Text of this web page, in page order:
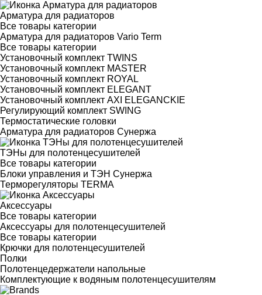
Арматура для радиаторов
Все товары категории
Арматура для радиаторов Vario Term
Все товары категории
Установочный комплект TWINS
Установочный комплект MASTER
Установочный комплект ROYAL
Установочный комплект ELEGANT
Установочный комплект AXI ELEGANCKIE
Регулирующий комплект SWING
Термостатические головки
Арматура для радиаторов Сунержа
ТЭНы для полотенцесушителей
Все товары категории
Блоки управления и ТЭН Сунержа
Терморегуляторы TERMA
Аксессуары
Все товары категории
Аксессуары для полотенцесушителей
Все товары категории
Крючки для полотенцесушителей
Полки
Полотенцедержатели напольные
Комплектующие к водяным полотенцесушителям